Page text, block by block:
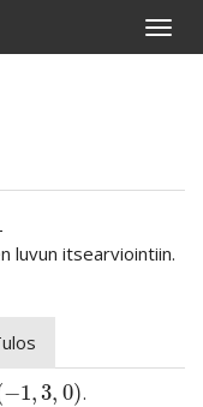
luvun itsearviointiin.
−1, 3, 0)
,3,0)
.